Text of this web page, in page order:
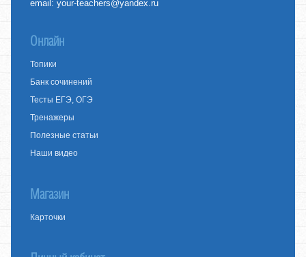
email:your-teachers@yandex.ru
Онлайн
Топики
Банк сочинений
Тесты ЕГЭ, ОГЭ
Тренажеры
Полезные статьи
Наши видео
Магазин
Карточки